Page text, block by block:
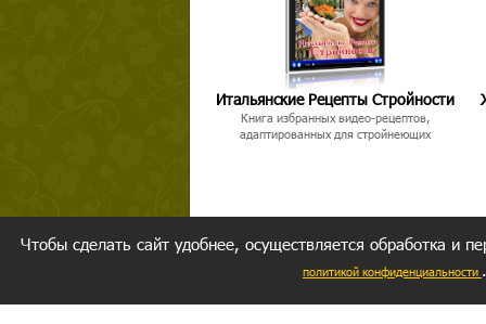
Итальянские Рецепты Стройности
Книга избранных видео-рецептов,
адаптированных для стройнеющих
Чтобы сделать сайт удобнее, осуществляется обработка и
политикой конфиденциальности